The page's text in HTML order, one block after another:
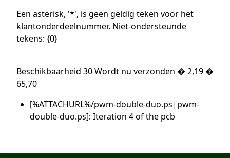
Een asterisk, '*', is geen geldig teken voor het
klantonderdeelnummer. Niet-ondersteunde
tekens: {0}
Beschikbaarheid 30 Wordt nu verzonden � 2,19 �
65,70
[%ATTACHURL%/pwm-double-duo.ps|pwm-
double-duo.ps]: Iteration 4 of the pcb